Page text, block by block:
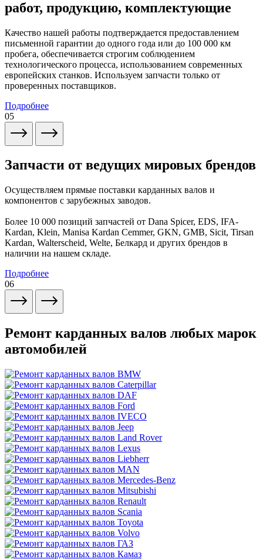
работ, продукцию, комплектующие
Качество нашей работы подтверждается предоставлением
письменной гарантии до одного года или до 100 000 км
пробега, обеспечивается строгим соблюдением
технологического процесса, использованием современных
европейских станков. Используем запчасти только от
проверенных поставщиков.
Подробнее
05
Запчасти от ведущих мировых брендов
Осуществляем прямые поставки карданных валов и
компонентов с зарубежных заводов.
Более 10 000 позиций запчастей от Dana Spicer, EDS, IFA-
Kardan, Klein, Manisa Kardan Cemmer, GKN, GMB, Sicit, Tirsan
Kardan, Walterscheid, Welte, Белкард и других брендов в
наличии на нашем складе.
Подробнее
06
Ремонт карданных валов любых марок
автомобилей